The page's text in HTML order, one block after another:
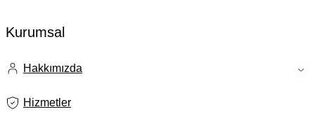
Kurumsal
Hakkımızda
Hizmetler